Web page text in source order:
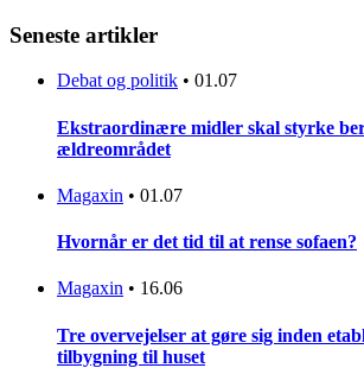
Seneste artikler
Debat og politik • 01.07
Ekstraordinære midler skal styrke
ældreområdet
Magaxin • 01.07
Hvornår er det tid til at rense sofaen?
Magaxin • 16.06
Tre overvejelser at gøre sig inden
tilbygning til huset